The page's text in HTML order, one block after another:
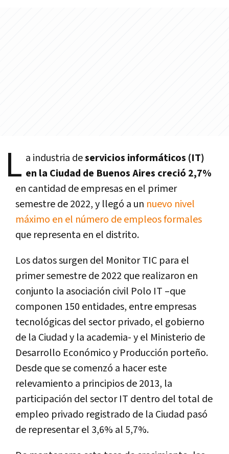
L a industria deservicios informáticos (IT)
en la Ciudad de Buenos Aires creció 2,7%
en cantidad de empresas en el primer
semestre de 2022, y llegó a un nuevo nivel
máximo en el número de empleos formales
que representa en el distrito.
Los datos surgen del Monitor TIC para el
primer semestre de 2022 que realizaron en
conjunto la asociación civil Polo IT –que
componen 150 entidades, entre empresas
tecnológicas del sector privado, el gobierno
de la Ciudad y la academia- y el Ministerio de
Desarrollo Económico y Producción porteño.
Desde que se comenzó a hacer este
relevamiento a principios de 2013, la
participación del sector IT dentro del total de
empleo privado registrado de la Ciudad pasó
de representar el 3,6% al 5,7%.